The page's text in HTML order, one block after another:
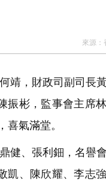
來源：
靖，財政司副司長
振彬，監事會主席
氣滿堂。
健、張利鈿，名譽
凱、陳欣耀、李志